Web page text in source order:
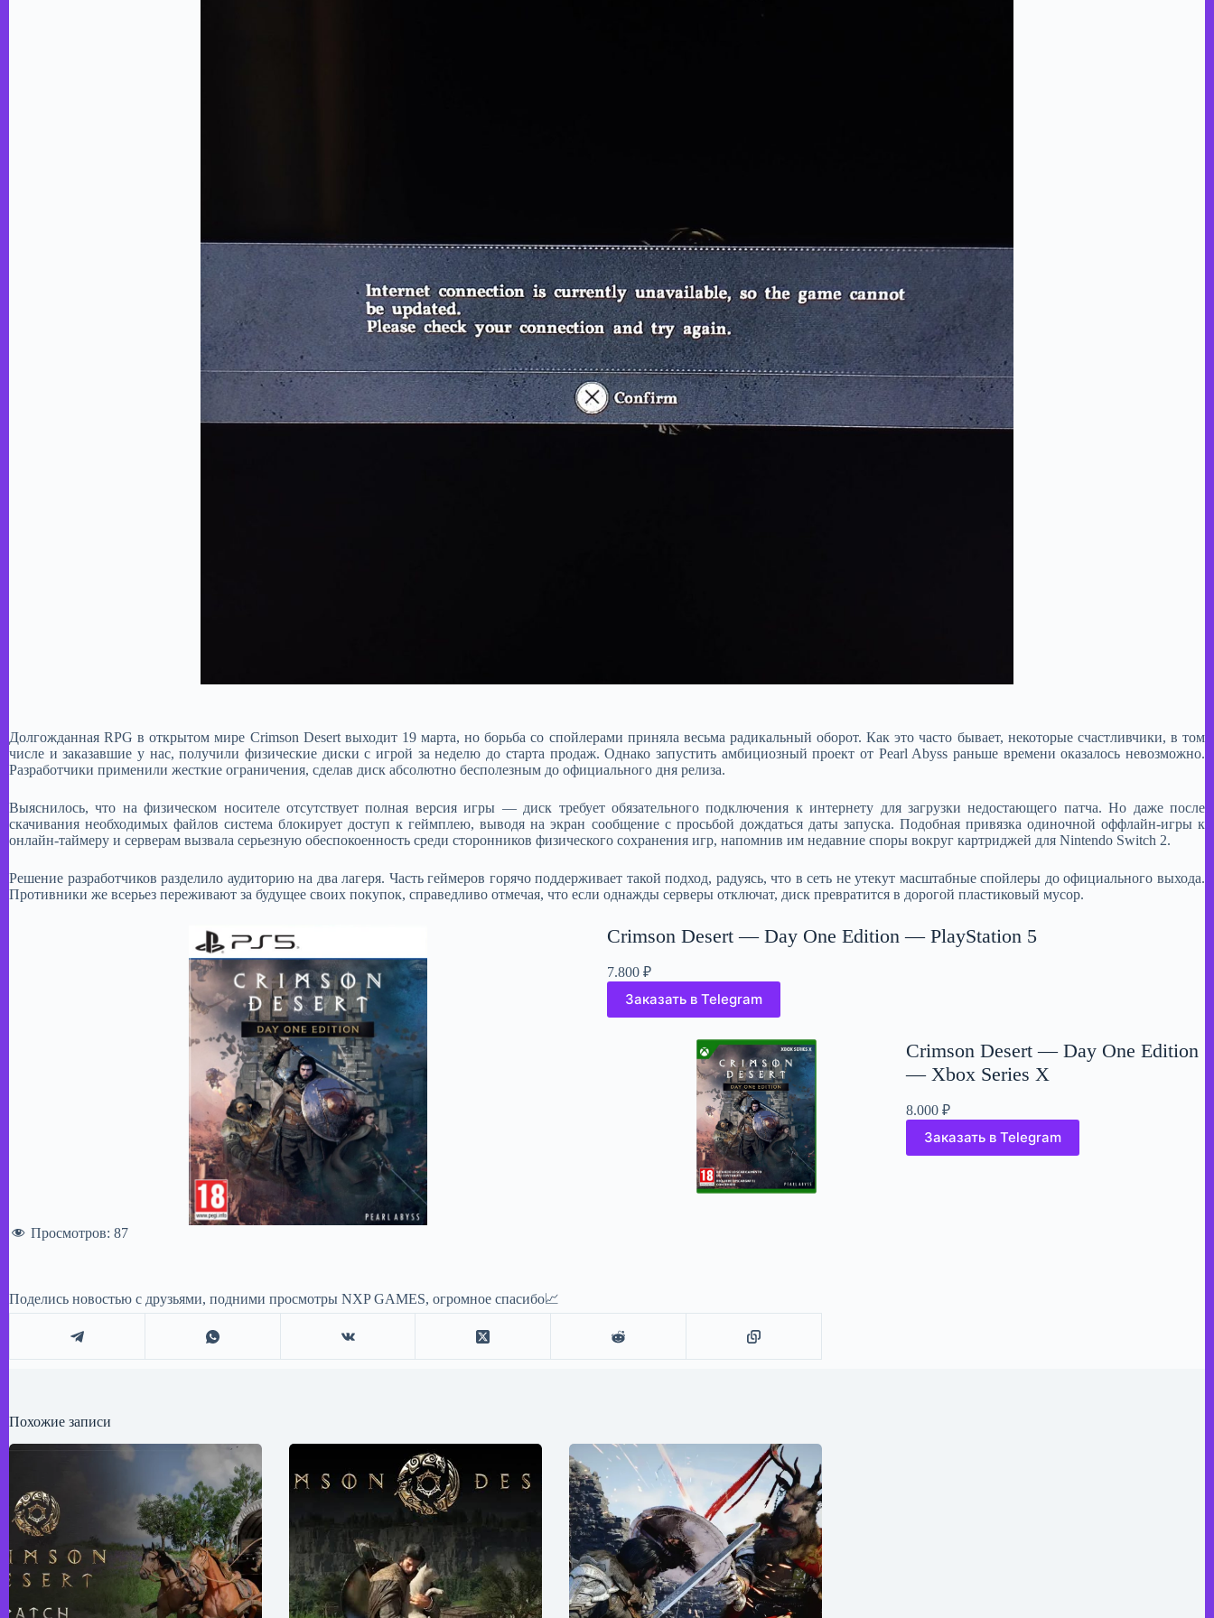
Долгожданная RPG в открытом мире Crimson Desert выходит 19 марта, но борьба со спойлерами приняла весьма радикальный оборот. Как это часто бывает, некоторые счастливчики, в том
числе и заказавшие у нас, получили физические диски с игрой за неделю до старта продаж. Однако запустить амбициозный проект от Pearl Abyss раньше времени оказалось невозможно.
Разработчики применили жесткие ограничения, сделав диск абсолютно бесполезным до официального дня релиза.​
Выяснилось, что на физическом носителе отсутствует полная версия игры — диск требует обязательного подключения к интернету для загрузки недостающего патча. Но даже после
скачивания необходимых файлов система блокирует доступ к геймплею, выводя на экран сообщение с просьбой дождаться даты запуска. Подобная привязка одиночной оффлайн-игры к
онлайн-таймеру и серверам вызвала серьезную обеспокоенность среди сторонников физического сохранения игр, напомнив им недавние споры вокруг картриджей для Nintendo Switch 2.​
Решение разработчиков разделило аудиторию на два лагеря. Часть геймеров горячо поддерживает такой подход, радуясь, что в сеть не утекут масштабные спойлеры до официального выхода.
Противники же всерьез переживают за будущее своих покупок, справедливо отмечая, что если однажды серверы отключат, диск превратится в дорогой пластиковый мусор.
Crimson Desert — Day One Edition — PlayStation 5
7.800 ₽
Заказать в Telegram
Crimson Desert — Day One Edition
— Xbox Series X
8.000 ₽
Заказать в Telegram
Просмотров: 87
Поделись новостью с друзьями, подними просмотры NXP GAMES, огромное спасибо📈
Похожие записи